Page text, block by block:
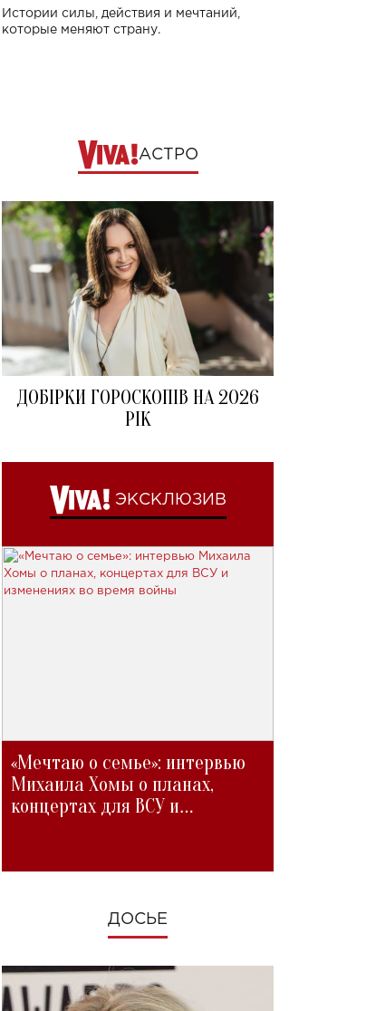
Истории силы, действия и мечтаний,
которые меняют страну.
АСТРО
ДОБІРКИ ГОРОСКОПІВ НА 2026
РІК
ЭКСКЛЮЗИВ
«Мечтаю о семье»: интервью
Михаила Хомы о планах,
концертах для ВСУ и
ДОСЬЕ